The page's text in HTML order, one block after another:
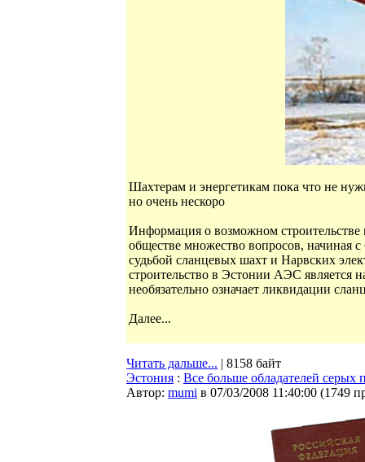
Шахтерам и энергетикам пока что не
но очень нескоро
Информация о возможном строительстве
обществе множество вопросов, начиная
судьбой сланцевых шахт и Нарвских
строительство в Эстонии АЭС является
необязательно означает ликвидации
Далее...
Читать дальше... | 8158 байт
Эстония : Все больше обладателей серых
Автор: mumi в 07/03/2008 11:40:00 (1749